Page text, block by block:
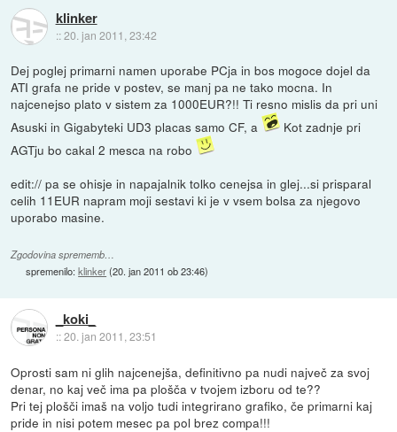
klinker
::20. jan 2011, 23:42
Dej poglej primarni namen uporabe PCja in bos mogoce dojel da
ATI grafa ne pride v postev, se manj pa ne tako mocna. In
najcenejso plato v sistem za 1000EUR?!! Ti resno mislis da pri uni
Asuski in Gigabyteki UD3 placas samo CF, a
Kot zadnje pri
AGTju bo cakal 2 mesca na robo
edit:// pa se ohisje in napajalnik tolko cenejsa in glej...si prisparal
celih 11EUR napram moji sestavi ki je v vsem bolsa za njegovo
uporabo masine.
Zgodovina sprememb…
spremenilo:klinker(20. jan 2011 ob 23:46)
_koki_
::20. jan 2011, 23:51
Oprosti sam ni glih najcenejša, definitivno pa nudi največ za svoj
denar, no kaj več ima pa plošča v tvojem izboru od te??
Pri tej plošči imaš na voljo tudi integrirano grafiko, če primarni kaj
pride in nisi potem mesec pa pol brez compa!!!